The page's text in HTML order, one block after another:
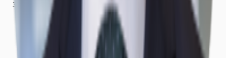
Nordrhein-Westfalen